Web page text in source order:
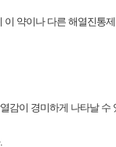
약이나 다른 해열진통
감이 경미하게 나타날 수